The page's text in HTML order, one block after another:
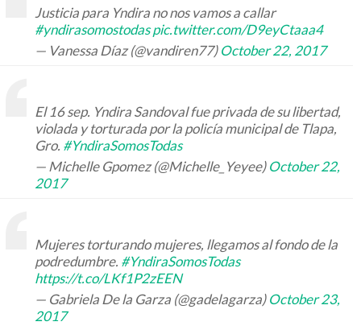
Justicia para Yndira no nos vamos a callar
#yndirasomostodas pic.twitter.com/D9eyCtaaa4
— Vanessa Díaz (@vandiren77) October 22, 2017
El 16 sep. Yndira Sandoval fue privada de su libertad,
violada y torturada por la policía municipal de Tlapa,
Gro. #YndiraSomosTodas
— Michelle Gpomez (@Michelle_Yeyee) October 22,
2017
Mujeres torturando mujeres, llegamos al fondo de la
podredumbre. #YndiraSomosTodas
https://t.co/LKf1P2zEEN
— Gabriela De la Garza (@gadelagarza) October 23,
2017